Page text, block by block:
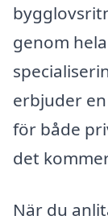
genom
erbjuder
för både
det
När du